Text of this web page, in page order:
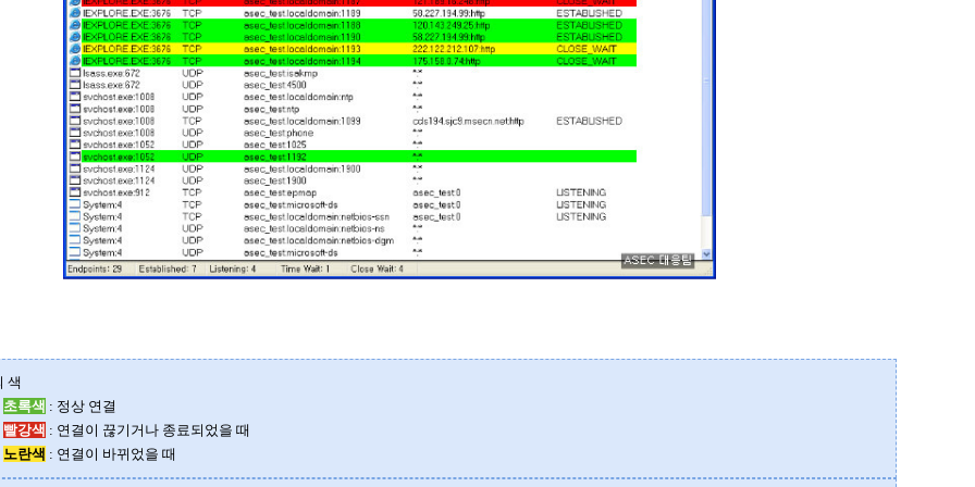
색
초록색 : 정상 연결
빨강색 : 연결이 끊기거나 종료되었을 때
노란색 : 연결이 바뀌었을 때